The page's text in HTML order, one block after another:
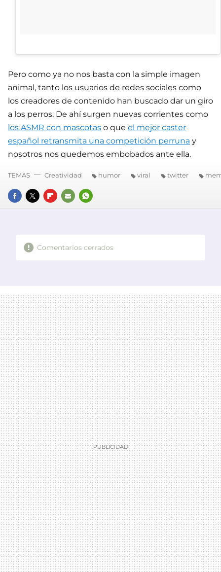
Pero como ya no nos basta con la simple imagen
animal, tanto los usuarios de redes sociales como
los creadores de contenido han buscado dar un giro
a los perros. De ahí surgen nuevas corrientes como
los ASMR con mascotas o que el mejor caster
español retransmita una competición perruna y
nosotros nos quedemos embobados ante ella.
FACEBOOK
TWITTERFLIPBOARD
E-
WHATSAPP
TEMAS Creatividad humor viral twitter
Comentarios cerrados